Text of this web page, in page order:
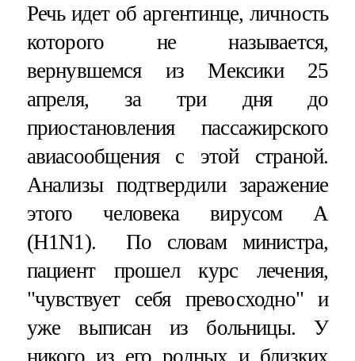
Речь идет об аргентинце, личность
которого не называется,
вернувшемся из Мексики 25
апреля, за три дня до
приостановления пассажирского
авиасообщения с этой страной.
Анализы подтвердили заражение
этого человека вирусом А
(H1N1). По словам министра,
пациент прошел курс лечения,
"чувствует себя превосходно" и
уже выписан из больницы. У
никого из его родных и близких